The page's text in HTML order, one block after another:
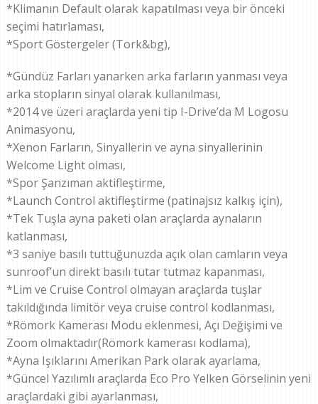
*Klimanın Default olarak kapatılması veya bir önceki
seçimi hatırlaması,
*Sport Göstergeler (Tork&bg),
*Gündüz Farları yanarken arka farların yanması veya
arka stopların sinyal olarak kullanılması,
*2014 ve üzeri araçlarda yeni tip I-Drive’da M Logosu
Animasyonu,
*Xenon Farların, Sinyallerin ve ayna sinyallerinin
Welcome Light olması,
*Spor Şanzıman aktifleştirme,
*Launch Control aktifleştirme (patinajsız kalkış için),
*Tek Tuşla ayna paketi olan araçlarda aynaların
katlanması,
*3 saniye basılı tuttuğunuzda açık olan camların veya
sunroof’un direkt basılı tutar tutmaz kapanması,
*Lim ve Cruise Control olmayan araçlarda tuşlar
takıldığında limitör veya cruise control kodlanması,
*Römork Kamerası Modu eklenmesi, Açı Değişimi ve
Zoom olmaktadır(Römork kamerası kodlama),
*Ayna Işıklarını Amerikan Park olarak ayarlama,
*Güncel Yazılımlı araçlarda Eco Pro Yelken Görselinin yeni
araçlardaki gibi ayarlanması,